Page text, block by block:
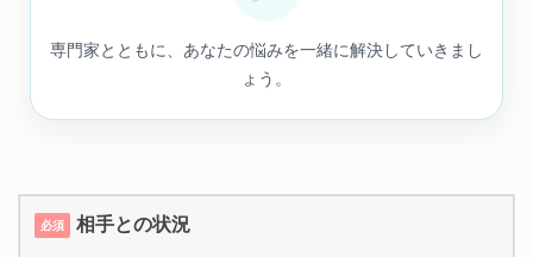
専門家とともに、あなたの悩みを一緒に解決していきまし
ょう。
必須 相手との状況